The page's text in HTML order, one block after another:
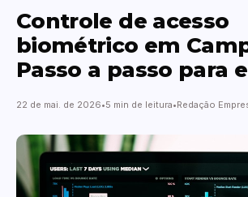
Controle de acesso
biométrico em
Passo a passo para
22 de mai. de 2026 5 min de leitura Redação